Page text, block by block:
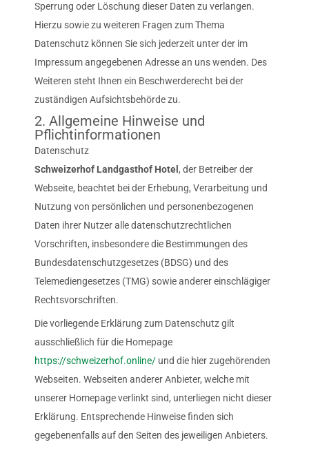
Sperrung oder Löschung dieser Daten zu verlangen.
Hierzu sowie zu weiteren Fragen zum Thema
Datenschutz können Sie sich jederzeit unter der im
Impressum angegebenen Adresse an uns wenden. Des
Weiteren steht Ihnen ein Beschwerderecht bei der
zuständigen Aufsichtsbehörde zu.
2. Allgemeine Hinweise und
Pflichtinformationen
Datenschutz
Schweizerhof Landgasthof Hotel , der Betreiber der
Webseite, beachtet bei der Erhebung, Verarbeitung und
Nutzung von persönlichen und personenbezogenen
Daten ihrer Nutzer alle datenschutzrechtlichen
Vorschriften, insbesondere die Bestimmungen des
Bundesdatenschutzgesetzes (BDSG) und des
Telemediengesetzes (TMG) sowie anderer einschlägiger
Rechtsvorschriften.
Die vorliegende Erklärung zum Datenschutz gilt
ausschließlich für die Homepage
https://schweizerhof.online/und die hier zugehörenden
Webseiten. Webseiten anderer Anbieter, welche mit
unserer Homepage verlinkt sind, unterliegen nicht dieser
Erklärung. Entsprechende Hinweise finden sich
gegebenenfalls auf den Seiten des jeweiligen Anbieters.